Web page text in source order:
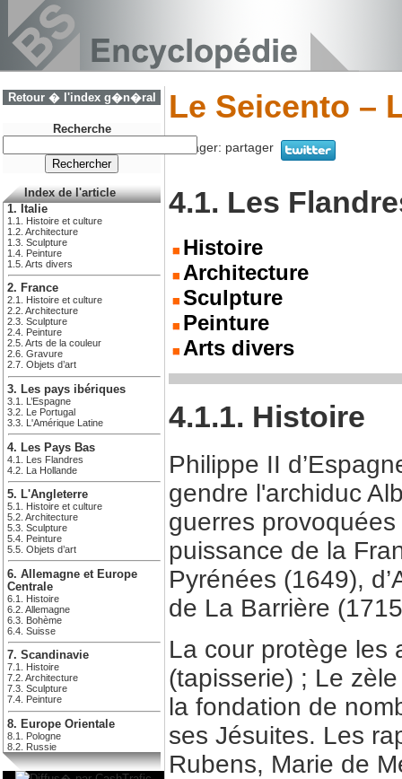
Retour � l'index g�n�ral
Recherche
Index de l'article
1. Italie
1.1. Histoire et culture
1.2. Architecture
1.3. Sculpture
1.4. Peinture
1.5. Arts divers
2. France
2.1. Histoire et culture
2.2. Architecture
2.3. Sculpture
2.4. Peinture
2.5. Arts de la couleur
2.6. Gravure
2.7. Objets d’art
3. Les pays ibériques
3.1. L’Espagne
3.2. Le Portugal
3.3. L'Amérique Latine
4. Les Pays Bas
4.1. Les Flandres
4.2. La Hollande
5. L'Angleterre
5.1. Histoire et culture
5.2. Architecture
5.3. Sculpture
5.4. Peinture
5.5. Objets d’art
6. Allemagne et Europe
Centrale
6.1. Histoire
6.2. Allemagne
6.3. Bohème
6.4. Suisse
7. Scandinavie
7.1. Histoire
7.2. Architecture
7.3. Sculpture
7.4. Peinture
8. Europe Orientale
8.1. Pologne
8.2. Russie
Le Seicento –
Partager: partager
4.1. Les
Histoire
Architecture
Sculpture
Peinture
Arts divers
4.1.1. Histoire
Philippe II
gendre l'archiduc
guerres
puissance de la
Pyrénées (1649),
de La Barrière
La cour protège les
(tapisserie) ; Le
la fondation de
ses Jésuites. Les
Rubens, Marie de